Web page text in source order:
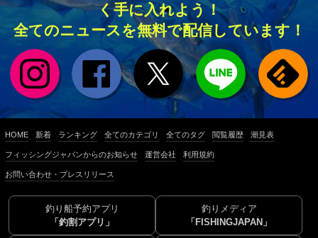
く手に入れよう！
全てのニュースを無料で配信しています！
HOME 新着 ランキング 全てのカテゴリ 全てのタグ 閲覧履歴 潮見表
フィッシングジャパンからのお知らせ 運営会社 利用規約
お問い合わせ・プレスリリース
釣り船予約アプリ
「釣割アプリ」
釣りメディア
「FISHINGJAPAN」